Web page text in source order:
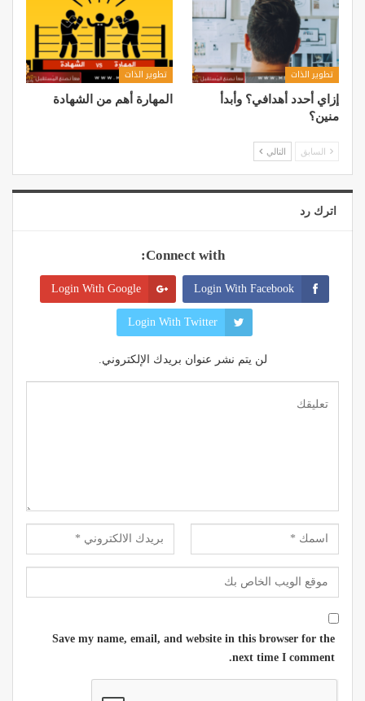
تطوير الذات
إزاي أحدد أهدافي؟ وأبدأ
منين؟
تطوير الذات
المهارة أهم من الشهادة
السابق التالي
اترك رد
Connect with:
Login With Facebook
Login With Google
Login With Twitter
لن يتم نشر عنوان بريدك الإلكتروني.
Save my name, email, and website in this browser for the
next time I comment.